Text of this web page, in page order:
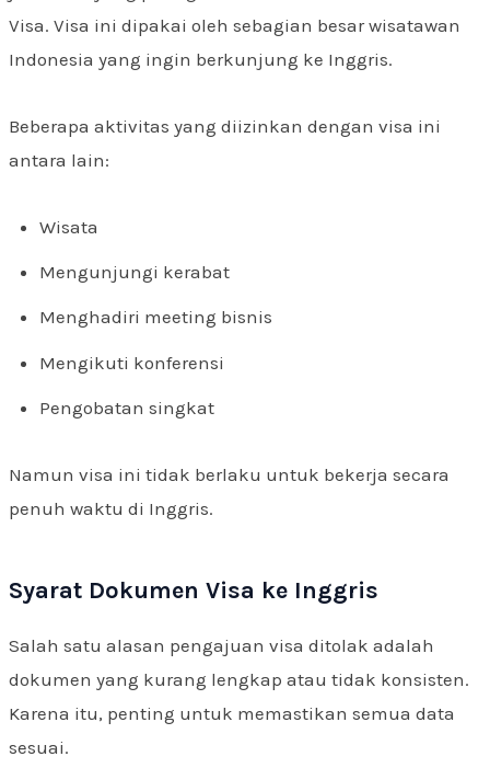
Visa. Visa ini dipakai oleh sebagian besar wisatawan
Indonesia yang ingin berkunjung ke Inggris.
Beberapa aktivitas yang diizinkan dengan visa ini
antara lain:
Wisata
Mengunjungi kerabat
Menghadiri meeting bisnis
Mengikuti konferensi
Pengobatan singkat
Namun visa ini tidak berlaku untuk bekerja secara
penuh waktu di Inggris.
Syarat Dokumen Visa ke Inggris
Salah satu alasan pengajuan visa ditolak adalah
dokumen yang kurang lengkap atau tidak konsisten.
Karena itu, penting untuk memastikan semua data
sesuai.